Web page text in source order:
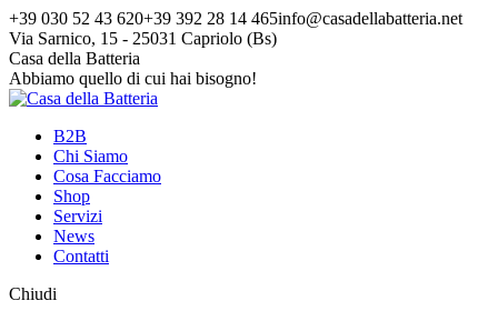
Vai
ai
contenuti
+39 030 52 43 620+39 392 28 14 465info@casadellabatteria.net
Via Sarnico, 15 - 25031 Capriolo (Bs)
Facebook
page
opens
new
window
Instagram
page
opens
new
window
X
page
opens
new
window
Casa della Batteria
Abbiamo quello di cui hai bisogno!
B2B
Chi Siamo
Cosa Facciamo
Shop
Servizi
News
Contatti
Chiudi